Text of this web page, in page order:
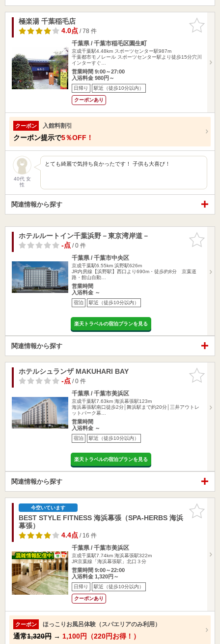
お気に入
りに追加
極楽湯 千葉稲毛店
4.0点/ 78 件
千葉県 / 千葉市稲毛区園生町
京成千葉駅4.48km スポーツセンター駅987m
千葉都市モノレール スポーツセンター駅より徒歩15分穴川
インターすぐ…
営業時間 9:00～27:00
入浴料金 980円～
日帰り 駅近（徒歩10分以内）
クーポンあり
クーポン 入館料割引
クーポン提示で5％OFF！
40代 女
性
とても綺麗で気持ち良かったです！ 子供も大喜び！
関連情報から探す
お気に入
りに追加
ホテルルートイン千葉浜野－東京湾岸道－
-点/ 0 件
千葉県 / 千葉市中央区
京成千葉駅6.55km 浜野駅626m
JR内房線【浜野駅】西口より690m・徒歩約8分 京葉道
路・館山自動…
営業時間
入浴料金 ～
宿泊 駅近（徒歩10分以内）
楽天トラベルの宿泊プランを見る
関連情報から探す
お気に入
りに追加
ホテルシュランザ MAKUHARI BAY
-点/ 0 件
千葉県 / 千葉市美浜区
京成千葉駅7.63km 海浜幕張駅123m
海浜幕張駅南口徒歩2分│舞浜駅まで約20分│三井アウトレ
ットパーク幕…
営業時間
入浴料金 ～
宿泊 駅近（徒歩10分以内）
楽天トラベルの宿泊プランを見る
関連情報から探す
お気に入
りに追加
今空いています
BEST STYLE FITNESS 海浜幕張（SPA-HERBS 海浜
幕張）
4.4点/ 16 件
千葉県 / 千葉市美浜区
京成千葉駅7.74km 海浜幕張駅322m
JR京葉線「海浜幕張駅」北口３分
営業時間 9:00～22:00
入浴料金 1,320円～
日帰り 駅近（徒歩10分以内）
クーポンあり
クーポン ほっこりお風呂体験（スパエリアのみ利用）
通常1,320円 → 1,100円（220円お得！）